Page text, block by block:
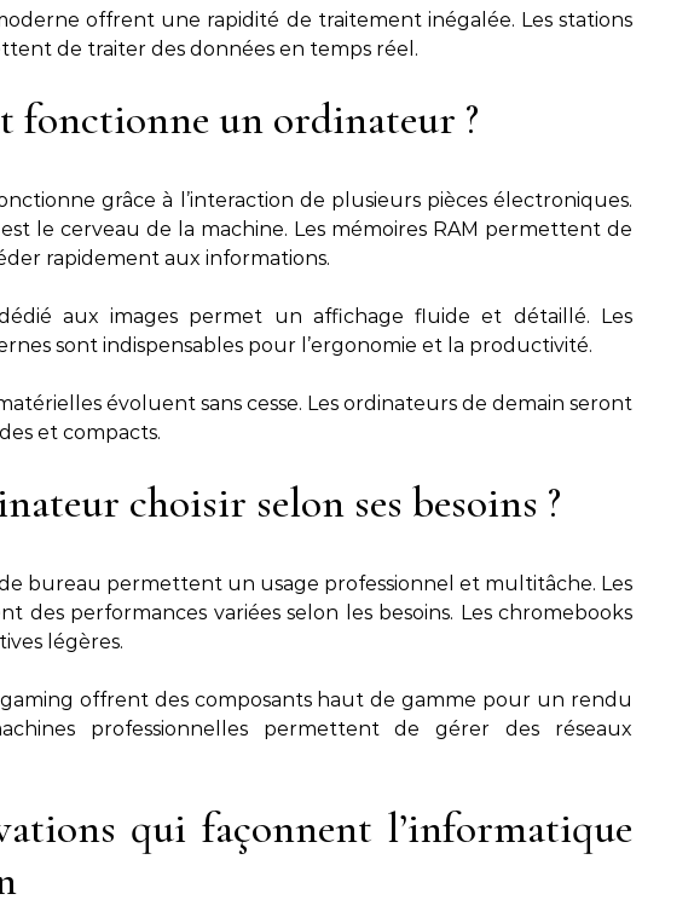
offrent une rapidité de traitement inégalée. Les stations
de traiter des données en temps réel.
fonctionne un ordinateur ?
grâce à l’interaction de plusieurs pièces électroniques.
le cerveau de la machine. Les mémoires RAM permettent de
rapidement aux informations.
aux images permet un affichage fluide et détaillé. Les
sont indispensables pour l’ergonomie et la productivité.
évoluent sans cesse. Les ordinateurs de demain seront
et compacts.
choisir selon ses besoins ?
bureau permettent un usage professionnel et multitâche. Les
des performances variées selon les besoins. Les chromebooks
légères.
offrent des composants haut de gamme pour un rendu
professionnelles permettent de gérer des réseaux
qui façonnent l’informatique